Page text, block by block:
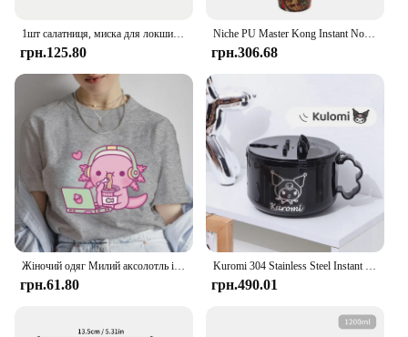
Features:
**Convenience at its Best**
Savor the taste of home-cooked meals with the
convenience of instant noodles. Our instant
noodles, known as Салатні Тарілки, are designed to
cater to the fast-paced lifestyles of modern
individuals. Whether you're a student, office
worker, or simply someone who appreciates a quick
meal, these noodles are your go-to option. The sleek
packaging ensures that your meal is ready to eat
whenever you are, making it an ideal choice for
those who value time and efficiency.
**Quality and Quantity**
We understand the importance of quality and
1шт салатниця, миска для локшини швидкого приготування, миска для локшини Bibimbap, кухонні інструменти для змішування, миска для холодної локшини, побутова миска для фруктів
грн.125.80
Niche PU Master Kong Instant Noodles Bucket Mixed Colours Fashion 2024 Hot Sale Сумки для жінок Універсальні жорсткі сумки через плече
грн.306.68
Жіночий одяг Милий аксолотль із зображенням локшини швидкого приготування Аніме Футболки Повсякденні модні футболки Літні вінтажні жіночі футболки
грн.61.80
Kuromi 304 Stainless Steel Instant Noodle Bowl with Lid Ins Student Dormitory Large Capacity Drainable Instant Noodle Lunch Box
грн.490.01